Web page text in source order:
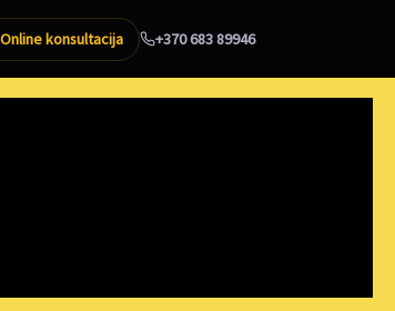
Online konsultacija +370 683 89946